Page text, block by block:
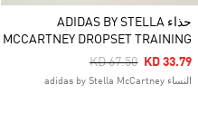
حذاء ADIDAS BY STELLA
MCCARTNEY DROPSET TRAINING
Price Reduced From
KD 67.50ToKD 33.79
النساء adidas by Stella McCartney